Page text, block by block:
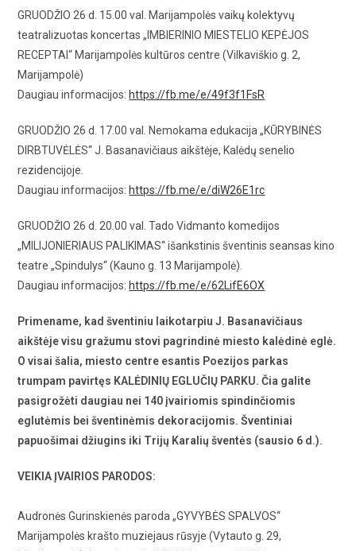
GRUODŽIO 26 d. 15.00 val. Marijampolės vaikų kolektyvų
teatralizuotas koncertas „IMBIERINIO MIESTELIO KEPĖJOS
RECEPTAI“ Marijampolės kultūros centre (Vilkaviškio g. 2,
Marijampolė)
Daugiau informacijos: https://fb.me/e/49f3f1FsR
GRUODŽIO 26 d. 17.00 val. Nemokama edukacija „KŪRYBINĖS
DIRBTUVĖLĖS“ J. Basanavičiaus aikštėje, Kalėdų senelio
rezidencijoje.
Daugiau informacijos: https://fb.me/e/diW26E1rc
GRUODŽIO 26 d. 20.00 val. Tado Vidmanto komedijos
„MILIJONIERIAUS PALIKIMAS“ išankstinis šventinis seansas kino
teatre „Spindulys“ (Kauno g. 13 Marijampolė).
Daugiau informacijos: https://fb.me/e/62LifE6OX
Primename, kad šventiniu laikotarpiu J. Basanavičiaus
aikštėje visu gražumu stovi pagrindinė miesto kalėdinė eglė.
O visai šalia, miesto centre esantis Poezijos parkas
trumpam pavirtęs KALĖDINIŲ EGLUČIŲ PARKU. Čia galite
pasigrožėti daugiau nei 140 įvairiomis spindinčiomis
eglutėmis bei šventinėmis dekoracijomis. Šventiniai
papuošimai džiugins iki Trijų Karalių šventės (sausio 6 d.).
VEIKIA ĮVAIRIOS PARODOS:
Audronės Gurinskienės paroda „GYVYBĖS SPALVOS“
Marijampolės krašto muziejaus rūsyje (Vytauto g. 29,